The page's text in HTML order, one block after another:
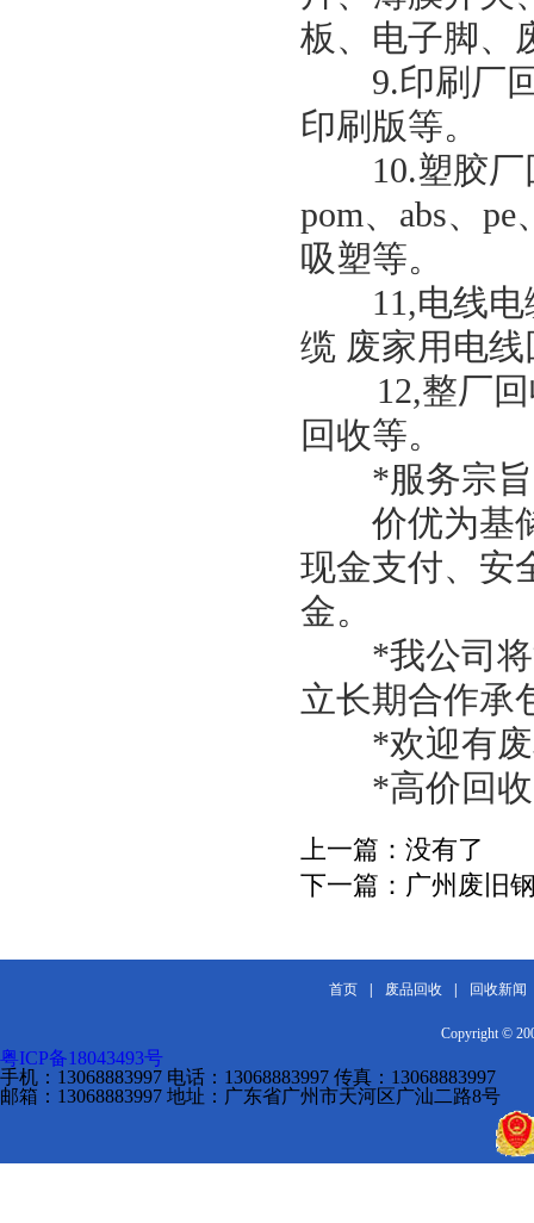
板、电子脚、
9.印刷厂回
印刷版等。
10.塑胶厂
pom、abs、
吸塑等。
11,电线电
缆 废家用电线
12,整厂回
回收等。
*服务宗
价优为基储
现金支付、安
金。
*我公司将
立长期合作承
*欢迎有废
*高价回收
上一篇： 没有了
下一篇： 广州废旧
首页 废品回收 回收新闻
Copyright ©
粤ICP备18043493号
手机：13068883997 电话：13068883997 传真：13068883997
邮箱：13068883997 地址：广东省广州市天河区广汕二路8号